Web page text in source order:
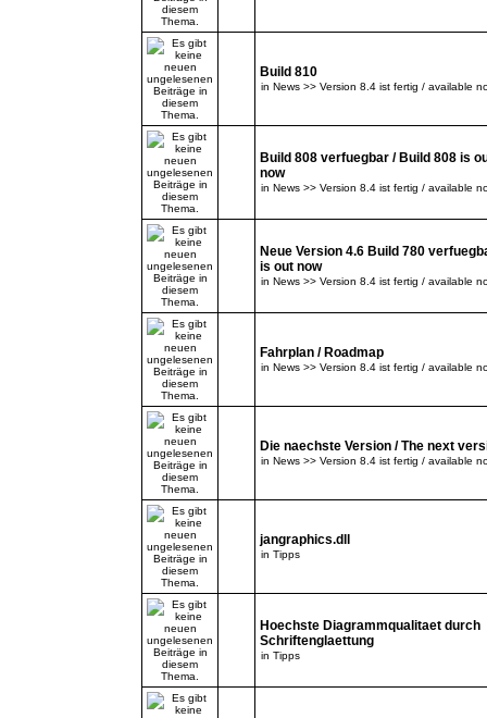
Build 810
in News >> Version 8.4 ist fertig / available
Build 808 verfuegbar / Build 808 is
now
in News >> Version 8.4 ist fertig / available
Neue Version 4.6 Build 780
is out now
in News >> Version 8.4 ist fertig / available
Fahrplan / Roadmap
in News >> Version 8.4 ist fertig / available
Die naechste Version / The next
in News >> Version 8.4 ist fertig / available
jangraphics.dll
in Tipps
Hoechste Diagrammqualitaet durch
Schriftenglaettung
in Tipps